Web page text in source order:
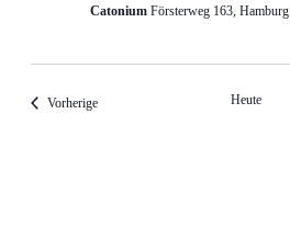
Catonium Försterweg 163, Hamburg
VorherigeVeranstaltungen Heute